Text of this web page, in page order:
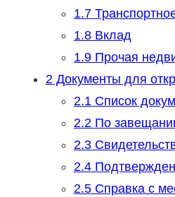
1.7
1.8Вклад
1.9Прочая
2Документы для
2.1Список
2.2По
2.3
2.4
2.5Справка с